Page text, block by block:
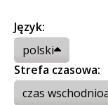
Język:
polski
Strefa czasowa:
czas